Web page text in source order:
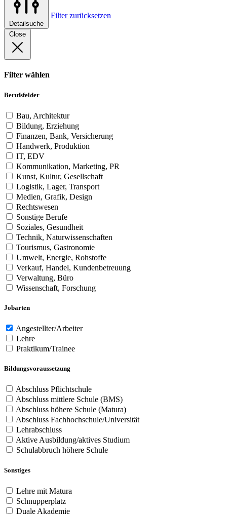
Detailsuche
Filter zurücksetzen
Close
Filter wählen
Berufsfelder
Bau, Architektur
Bildung, Erziehung
Finanzen, Bank, Versicherung
Handwerk, Produktion
IT, EDV
Kommunikation, Marketing, PR
Kunst, Kultur, Gesellschaft
Logistik, Lager, Transport
Medien, Grafik, Design
Rechtswesen
Sonstige Berufe
Soziales, Gesundheit
Technik, Naturwissenschaften
Tourismus, Gastronomie
Umwelt, Energie, Rohstoffe
Verkauf, Handel, Kundenbetreuung
Verwaltung, Büro
Wissenschaft, Forschung
Jobarten
Angestellter/Arbeiter
Lehre
Praktikum/Trainee
Bildungsvoraussetzung
Abschluss Pflichtschule
Abschluss mittlere Schule (BMS)
Abschluss höhere Schule (Matura)
Abschluss Fachhochschule/Universität
Lehrabschluss
Aktive Ausbildung/aktives Studium
Schulabbruch höhere Schule
Sonstiges
Lehre mit Matura
Schnupperplatz
Duale Akademie